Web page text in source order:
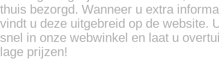
thuis bezorgd. Wanneer u extra
vindt u deze uitgebreid op de website.
snel in onze webwinkel en laat u
lage prijzen!